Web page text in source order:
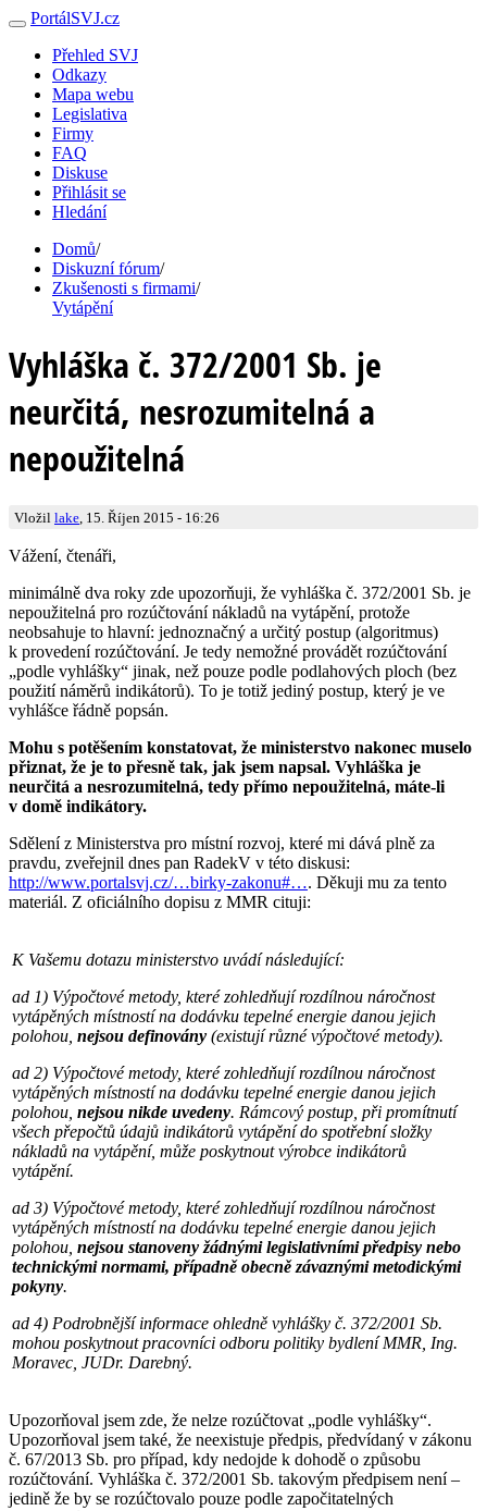
PortálSVJ.cz
Přehled SVJ
Odkazy
Mapa webu
Legislativa
Firmy
FAQ
Diskuse
Přihlásit se
Hledání
Domů/
Diskuzní fórum/
Zkušenosti s firmami/
Vytápění
Vyhláška č. 372/2001 Sb. je
neurčitá, nesrozumitelná a
nepoužitelná
Vložil lake , 15. Říjen 2015 - 16:26
Vážení, čtenáři,
minimálně dva roky zde upozorňuji, že vyhláška č. 372/2001 Sb. je
nepoužitelná pro rozúčtování nákladů na vytápění, protože
neobsahuje to hlavní: jednoznačný a určitý postup (algoritmus)
k provedení rozúčtování. Je tedy nemožné provádět rozúčtování
„podle vyhlášky“ jinak, než pouze podle podlahových ploch (bez
použití náměrů indikátorů). To je totiž jediný postup, který je ve
vyhlášce řádně popsán.
Mohu s potěšením konstatovat, že ministerstvo nakonec muselo
přiznat, že je to přesně tak, jak jsem napsal. Vyhláška je
neurčitá a nesrozumitelná, tedy přímo nepoužitelná, máte-li
v domě indikátory.
Sdělení z Ministerstva pro místní rozvoj, které mi dává plně za
pravdu, zveřejnil dnes pan RadekV v této diskusi:
http://www.portalsvj.cz/…birky-zakonu#…. Děkuji mu za tento
materiál. Z oficiálního dopisu z MMR cituji:
K Vašemu dotazu ministerstvo uvádí následující:
ad 1) Výpočtové metody, které zohledňují rozdílnou náročnost
vytápěných místností na dodávku tepelné energie danou jejich
polohou, nejsou definovány (existují různé výpočtové metody).
ad 2) Výpočtové metody, které zohledňují rozdílnou náročnost
vytápěných místností na dodávku tepelné energie danou jejich
polohou, nejsou nikde uvedeny. Rámcový postup, při promítnutí
všech přepočtů údajů indikátorů vytápění do spotřební složky
nákladů na vytápění, může poskytnout výrobce indikátorů
vytápění.
ad 3) Výpočtové metody, které zohledňují rozdílnou náročnost
vytápěných místností na dodávku tepelné energie danou jejich
polohou, nejsou stanoveny žádnými legislativními předpisy nebo
technickými normami, případně obecně závaznými metodickými
pokyny.
ad 4) Podrobnější informace ohledně vyhlášky č. 372/2001 Sb.
mohou poskytnout pracovníci odboru politiky bydlení MMR, Ing.
Moravec, JUDr. Darebný.
Upozorňoval jsem zde, že nelze rozúčtovat „podle vyhlášky“.
Upozorňoval jsem také, že neexistuje předpis, předvídaný v zákonu
č. 67/2013 Sb. pro případ, kdy nedojde k dohodě o způsobu
rozúčtování. Vyhláška č. 372/2001 Sb. takovým předpisem není –
jedině že by se rozúčtovalo pouze podle započitatelných